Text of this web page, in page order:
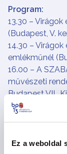
Ez a weboldal
Program:
13.30 –
(Budapest, V.
14.30 –
emlékműnél
16.00 – A
művészeti
Budapest VII.,
A művészeti
ukrán fiatalok: